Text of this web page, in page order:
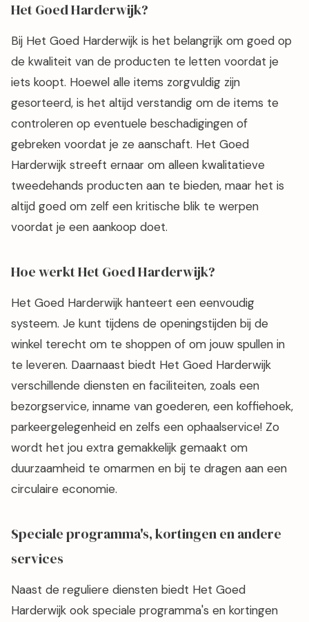
Het Goed Harderwijk?
Bij Het Goed Harderwijk is het belangrijk om goed op
de kwaliteit van de producten te letten voordat je
iets koopt. Hoewel alle items zorgvuldig zijn
gesorteerd, is het altijd verstandig om de items te
controleren op eventuele beschadigingen of
gebreken voordat je ze aanschaft. Het Goed
Harderwijk streeft ernaar om alleen kwalitatieve
tweedehands producten aan te bieden, maar het is
altijd goed om zelf een kritische blik te werpen
voordat je een aankoop doet.
Hoe werkt Het Goed Harderwijk?
Het Goed Harderwijk hanteert een eenvoudig
systeem. Je kunt tijdens de openingstijden bij de
winkel terecht om te shoppen of om jouw spullen in
te leveren. Daarnaast biedt Het Goed Harderwijk
verschillende diensten en faciliteiten, zoals een
bezorgservice, inname van goederen, een koffiehoek,
parkeergelegenheid en zelfs een ophaalservice! Zo
wordt het jou extra gemakkelijk gemaakt om
duurzaamheid te omarmen en bij te dragen aan een
circulaire economie.
Speciale programma's, kortingen en andere
services
Naast de reguliere diensten biedt Het Goed
Harderwijk ook speciale programma's en kortingen